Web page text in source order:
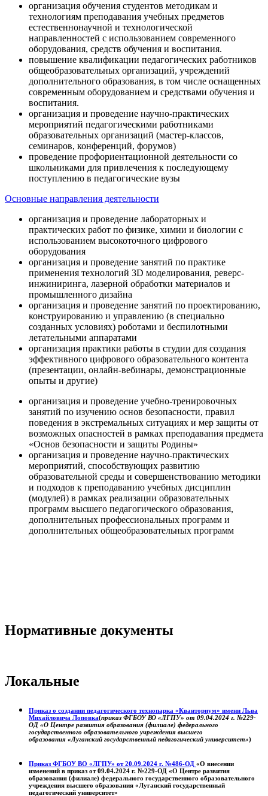
организация обучения студентов методикам и
технологиям преподавания учебных предметов
естественнонаучной и технологической
направленностей с использованием современного
оборудования, средств обучения и воспитания.
повышение квалификации педагогических работников
общеобразовательных организаций, учреждений
дополнительного образования, в том числе оснащенных
современным оборудованием и средствами обучения и
воспитания.
организация и проведение научно-практических
мероприятий педагогическими работниками
образовательных организаций (мастер-классов,
семинаров, конференций, форумов)
проведение профориентационной деятельности со
школьниками для привлечения к последующему
поступлению в педагогические вузы
Основные направления деятельности
организация и проведение лабораторных и
практических работ по физике, химии и биологии с
использованием высокоточного цифрового
оборудования
организация и проведение занятий по практике
применения технологий 3D моделирования, реверс-
инжиниринга, лазерной обработки материалов и
промышленного дизайна
организация и проведение занятий по проектированию,
конструированию и управлению (в специально
созданных условиях) роботами и беспилотными
летательными аппаратами
организация практики работы в студии для создания
эффективного цифрового образовательного контента
(презентации, онлайн-вебинары, демонстрационные
опыты и другие)
организация и проведение учебно-тренировочных
занятий по изучению основ безопасности, правил
поведения в экстремальных ситуациях и мер защиты от
возможных опасностей в рамках преподавания предмета
«Основ безопасности и защиты Родины»
организация и проведение научно-практических
мероприятий, способствующих развитию
образовательной среды и совершенствованию методики
и подходов к преподаванию учебных дисциплин
(модулей) в рамках реализации образовательных
программ высшего педагогического образования,
дополнительных профессиональных программ и
дополнительных общеобразовательных программ
Нормативные документы
Локальные
Приказ о создании педагогического технопарка «Кванториум» имени Льва
Михайловича Лоповка(приказ ФГБОУ ВО «ЛГПУ» от 09.04.2024 г. №229-
ОД «О Центре развития образования (филиале) федерального
государственного образовательного учреждения высшего
образования «Луганский государственный педагогический университет»)
Приказ ФГБОУ ВО «ЛГПУ» от 20.09.2024 г. №486-ОД «О внесении
изменений в приказ от 09.04.2024 г. №229-ОД «О Центре развития
образования (филиале) федерального государственного образовательного
учреждения высшего образования «Луганский государственный
педагогический университет»